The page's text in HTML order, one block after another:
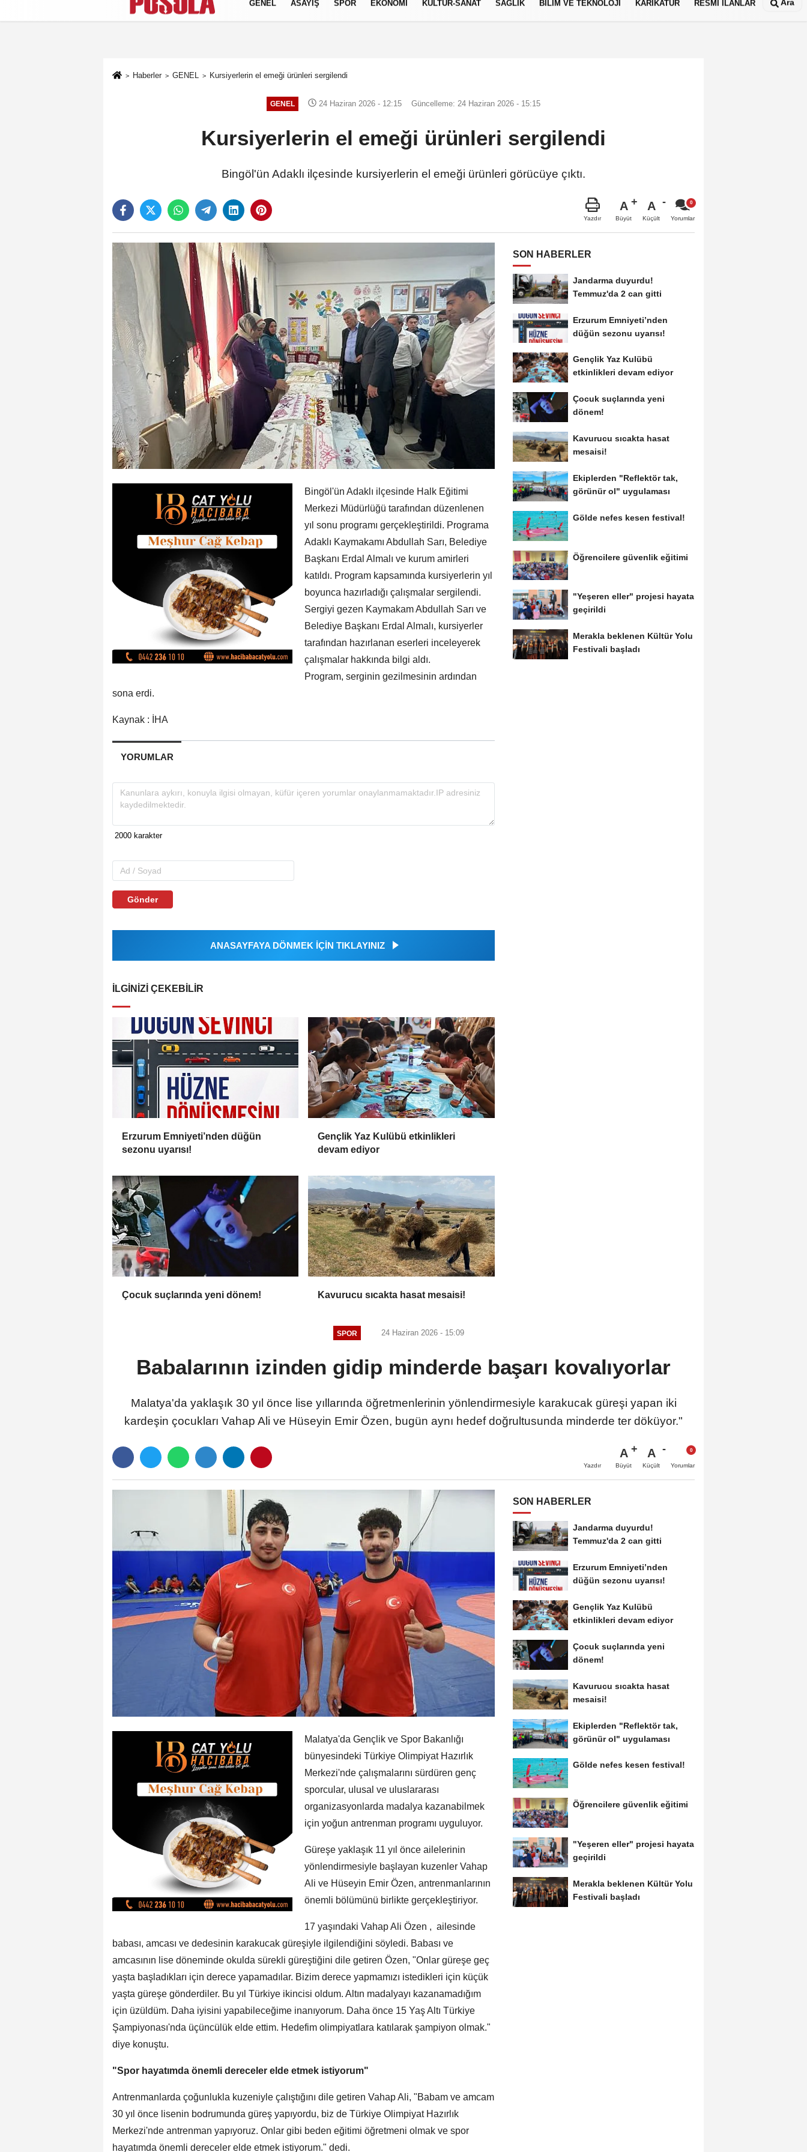
Künye İletişim Gizlilik Politikası
GENEL ASAYİŞ SPOR EKONOMİ KÜLTÜR-SANAT SAĞLIK BİLİM VE TEKNOLOJİ KARİKATÜR RESMİ İLANLAR Ara
Haberler GENEL Kursiyerlerin el emeği ürünleri sergilendi
GENEL 24 Haziran 2026 - 12:15 Güncelleme: 24 Haziran 2026 - 15:15
Kursiyerlerin el emeği ürünleri sergilendi
Bingöl'ün Adaklı ilçesinde kursiyerlerin el emeği ürünleri görücüye çıktı.
Yazdır
A
Büyüt
A
Küçült Yorumlar
Bingöl'ün Adaklı ilçesinde Halk Eğitimi
Merkezi Müdürlüğü tarafından düzenlenen
yıl sonu programı gerçekleştirildi. Programa
Adaklı Kaymakamı Abdullah Sarı, Belediye
Başkanı Erdal Almalı ve kurum amirleri
katıldı. Program kapsamında kursiyerlerin yıl
boyunca hazırladığı çalışmalar sergilendi.
Sergiyi gezen Kaymakam Abdullah Sarı ve
Belediye Başkanı Erdal Almalı, kursiyerler
tarafından hazırlanan eserleri inceleyerek
çalışmalar hakkında bilgi aldı.
Program, serginin gezilmesinin ardından
sona erdi.
Kaynak : İHA
YORUMLAR
Gönder
ANASAYFAYA DÖNMEK İÇİN TIKLAYINIZ
İLGINIZI ÇEKEBILIR
Erzurum Emniyeti’nden düğün
sezonu uyarısı!
Gençlik Yaz Kulübü etkinlikleri
devam ediyor
Çocuk suçlarında yeni dönem! Kavurucu sıcakta hasat mesaisi!
SON HABERLER
Jandarma duyurdu!
Temmuz'da 2 can gitti
Erzurum Emniyeti’nden
düğün sezonu uyarısı!
Gençlik Yaz Kulübü
etkinlikleri devam ediyor
Çocuk suçlarında yeni
dönem!
Kavurucu sıcakta hasat
mesaisi!
Ekiplerden "Reflektör tak,
görünür ol" uygulaması
Gölde nefes kesen festival!
Öğrencilere güvenlik eğitimi
"Yeşeren eller" projesi hayata
geçirildi
Merakla beklenen Kültür Yolu
Festivali başladı
SPOR 24 Haziran 2026 - 15:09
Babalarının izinden gidip minderde başarı kovalıyorlar
Malatya'da yaklaşık 30 yıl önce lise yıllarında öğretmenlerinin yönlendirmesiyle karakucak güreşi yapan iki
kardeşin çocukları Vahap Ali ve Hüseyin Emir Özen, bugün aynı hedef doğrultusunda minderde ter döküyor."
Yazdır
A
Büyüt
A
Küçült Yorumlar
Malatya'da Gençlik ve Spor Bakanlığı
bünyesindeki Türkiye Olimpiyat Hazırlık
Merkezi'nde çalışmalarını sürdüren genç
sporcular, ulusal ve uluslararası
organizasyonlarda madalya kazanabilmek
için yoğun antrenman programı uyguluyor.
Güreşe yaklaşık 11 yıl önce ailelerinin
yönlendirmesiyle başlayan kuzenler Vahap
Ali ve Hüseyin Emir Özen, antrenmanlarının
önemli bölümünü birlikte gerçekleştiriyor.
17 yaşındaki Vahap Ali Özen , ailesinde
babası, amcası ve dedesinin karakucak güreşiyle ilgilendiğini söyledi. Babası ve
amcasının lise döneminde okulda sürekli güreştiğini dile getiren Özen, "Onlar güreşe geç
yaşta başladıkları için derece yapamadılar. Bizim derece yapmamızı istedikleri için küçük
yaşta güreşe gönderdiler. Bu yıl Türkiye ikincisi oldum. Altın madalyayı kazanamadığım
için üzüldüm. Daha iyisini yapabileceğime inanıyorum. Daha önce 15 Yaş Altı Türkiye
Şampiyonası'nda üçüncülük elde ettim. Hedefim olimpiyatlara katılarak şampiyon olmak."
diye konuştu.
"Spor hayatımda önemli dereceler elde etmek istiyorum"
Antrenmanlarda çoğunlukla kuzeniyle çalıştığını dile getiren Vahap Ali, "Babam ve amcam
30 yıl önce lisenin bodrumunda güreş yapıyordu, biz de Türkiye Olimpiyat Hazırlık
Merkezi'nde antrenman yapıyoruz. Onlar gibi beden eğitimi öğretmeni olmak ve spor
hayatımda önemli dereceler elde etmek istiyorum." dedi.
SON HABERLER
Jandarma duyurdu!
Temmuz'da 2 can gitti
Erzurum Emniyeti’nden
düğün sezonu uyarısı!
Gençlik Yaz Kulübü
etkinlikleri devam ediyor
Çocuk suçlarında yeni
dönem!
Kavurucu sıcakta hasat
mesaisi!
Ekiplerden "Reflektör tak,
görünür ol" uygulaması
Gölde nefes kesen festival!
Öğrencilere güvenlik eğitimi
"Yeşeren eller" projesi hayata
geçirildi
Merakla beklenen Kültür Yolu
Festivali başladı